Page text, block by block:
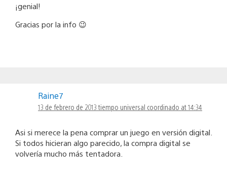
¡genial!
Gracias por la info 😉
Raine7
13 de febrero de 2013 tiempo universal coordinado at 14:34
Asi si merece la pena comprar un juego en versión digital.
Si todos hicieran algo parecido, la compra digital se
volvería mucho más tentadora.